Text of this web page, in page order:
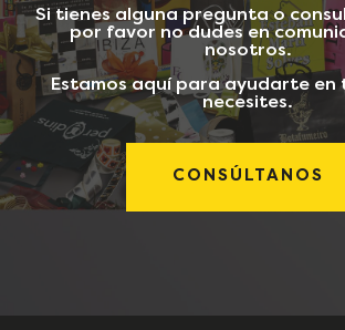
Si tienes alguna pregunta o
por favor no dudes en
nosotros.
Estamos aquí para ayudarte en
necesites.
CONSÚLTANOS